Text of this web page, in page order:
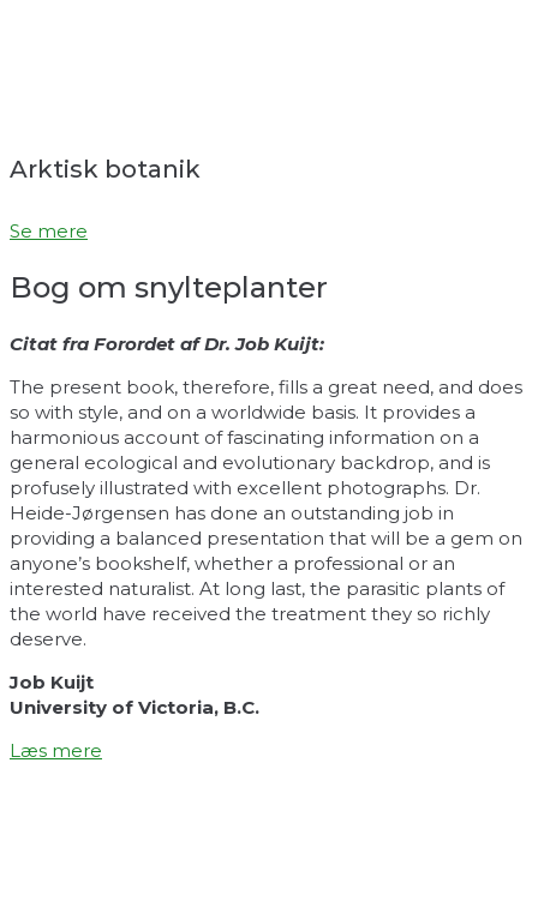
Arktisk botanik
Se mere
Bog om snylteplanter
Citat fra Forordet af Dr. Job Kuijt:
The present book, therefore, fills a great need, and does
so with style, and on a worldwide basis. It provides a
harmonious account of fascinating information on a
general ecological and evolutionary backdrop, and is
profusely illustrated with excellent photographs. Dr.
Heide-Jørgensen has done an outstanding job in
providing a balanced presentation that will be a gem on
anyone’s bookshelf, whether a professional or an
interested naturalist. At long last, the parasitic plants of
the world have received the treatment they so richly
deserve.
Job Kuijt
University of Victoria, B.C.
Læs mere